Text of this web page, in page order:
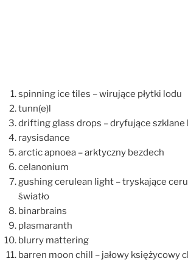
spinning ice tiles – wirujące płytki lodu
tunn(e)l
drifting glass drops – dryfujące szklane
raysisdance
arctic apnoea – arktyczny bezdech
celanonium
gushing cerulean light – tryskające
światło
binarbrains
plasmaranth
blurry mattering
barren moon chill – jałowy księżycowy